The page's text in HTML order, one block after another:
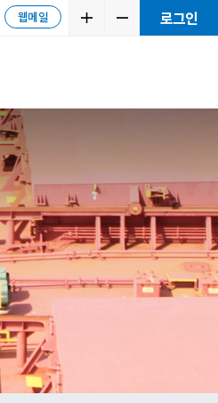
ENG 화상